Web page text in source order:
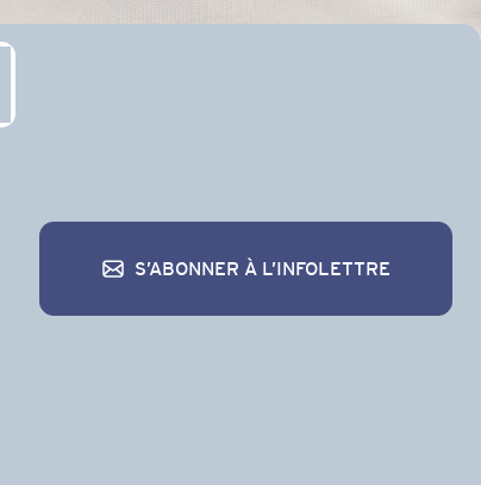
S’ABONNER À L’INFOLETTRE
S’abonner à l’infolettre